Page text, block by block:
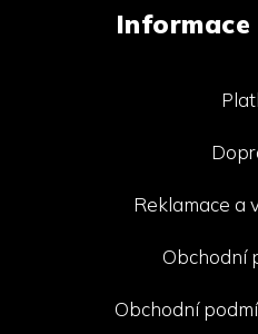
Reklamace a
Obchodní
Obchodní